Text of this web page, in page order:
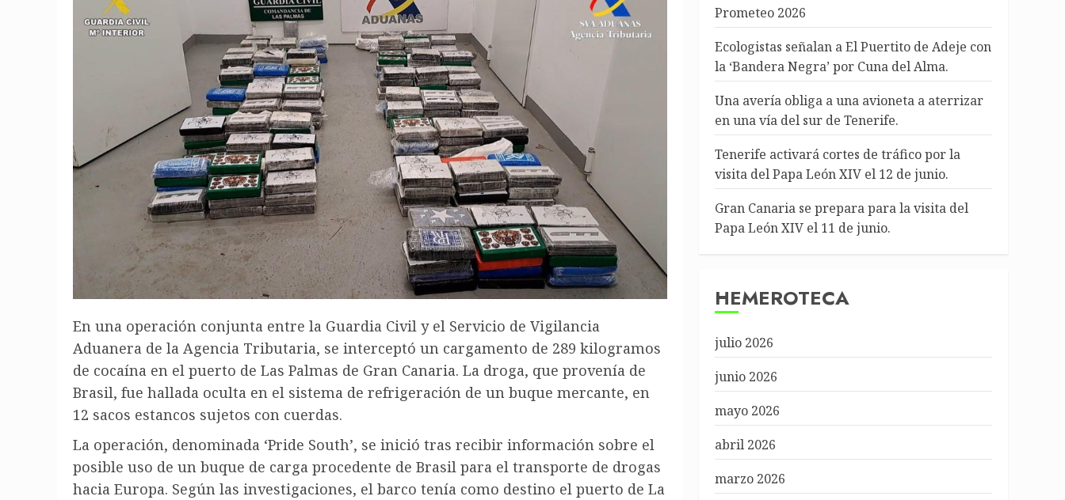
En una operación conjunta entre la Guardia Civil y el Servicio de Vigilancia
Aduanera de la Agencia Tributaria, se interceptó un cargamento de 289 kilogramos
de cocaína en el puerto de Las Palmas de Gran Canaria. La droga, que provenía de
Brasil, fue hallada oculta en el sistema de refrigeración de un buque mercante, en
12 sacos estancos sujetos con cuerdas.
La operación, denominada ‘Pride South’, se inició tras recibir información sobre el
posible uso de un buque de carga procedente de Brasil para el transporte de drogas
hacia Europa. Según las investigaciones, el barco tenía como destino el puerto de La
Prometeo 2026
Ecologistas señalan a El Puertito de Adeje con
la ‘Bandera Negra’ por Cuna del Alma.
Una avería obliga a una avioneta a aterrizar
en una vía del sur de Tenerife.
Tenerife activará cortes de tráfico por la
visita del Papa León XIV el 12 de junio.
Gran Canaria se prepara para la visita del
Papa León XIV el 11 de junio.
HEMEROTECA
julio 2026
junio 2026
mayo 2026
abril 2026
marzo 2026